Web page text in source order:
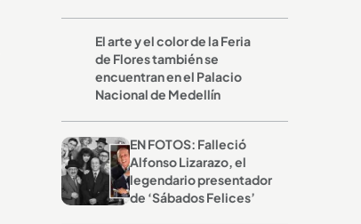
El arte y el color de la Feria
de Flores también se
encuentran en el Palacio
Nacional de Medellín
EN FOTOS: Falleció
Alfonso Lizarazo, el
legendario presentador
de ‘Sábados Felices’